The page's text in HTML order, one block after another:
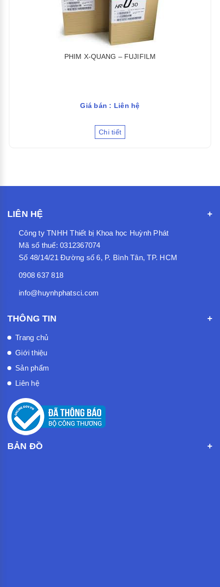
PHIM X-QUANG – FUJIFILM
Giá bán : Liên hệ
Chi tiết
LIÊN HỆ
Công ty TNHH Thiết bị Khoa học Huỳnh Phát
Mã số thuế: 0312367074
Số 48/14/21 Đường số 6, P. Bình Tân, TP. HCM
0908 637 818
info@huynhphatsci.com
THÔNG TIN
Trang chủ
Giới thiệu
Sản phẩm
Liên hệ
BẢN ĐỒ